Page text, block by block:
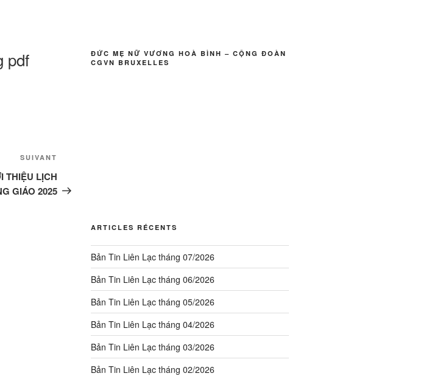
pdf
SUIVANT
THIỆU LỊCH
GIÁO 2025
ĐỨC MẸ NỮ VƯƠNG HOÀ BÌNH – CỘNG ĐOÀN
CGVN BRUXELLES
ARTICLES RÉCENTS
Bản Tin Liên Lạc tháng 07/2026
Bản Tin Liên Lạc tháng 06/2026
Bản Tin Liên Lạc tháng 05/2026
Bản Tin Liên Lạc tháng 04/2026
Bản Tin Liên Lạc tháng 03/2026
Bản Tin Liên Lạc tháng 02/2026